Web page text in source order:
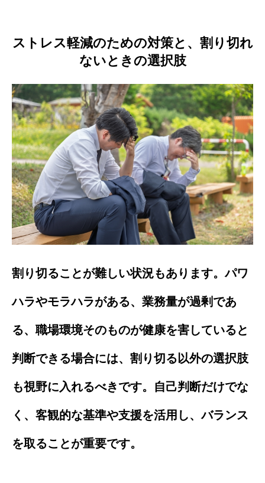
ストレス軽減のための対策と、割り切れ
ないときの選択肢
割り切ることが難しい状況もあります。パワ
ハラやモラハラがある、業務量が過剰であ
る、職場環境そのものが健康を害していると
判断できる場合には、割り切る以外の選択肢
も視野に入れるべきです。自己判断だけでな
く、客観的な基準や支援を活用し、バランス
を取ることが重要です。